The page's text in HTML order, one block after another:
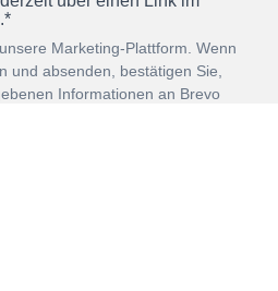
Marketing-Plattform. Wenn
und absenden, bestätigen Sie,
Informationen an Brevo